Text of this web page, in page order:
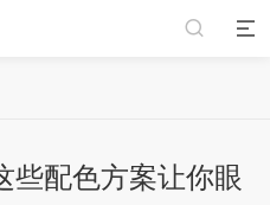
些配色方案让你眼